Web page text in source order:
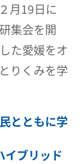
月19日に
集会を開
た愛媛をオ
りくみを学
とともに学
イブリッド